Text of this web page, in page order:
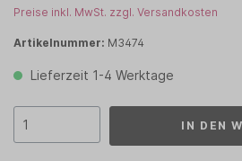
Preise inkl. MwSt. zzgl. Versandkosten
Artikelnummer: M3474
Lieferzeit 1-4 Werktage
IN DEN